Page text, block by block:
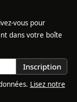
vous pour
dans votre boîte
Inscription
Lisez notre